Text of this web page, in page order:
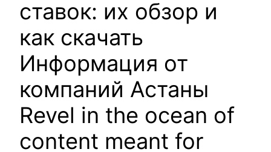
ставок: их обзор и
как скачать
Информация от
компаний Астаны
Revel in the ocean of
content meant for